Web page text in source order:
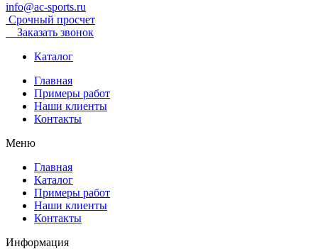
info@ac-sports.ru
Срочный просчет
Заказать звонок
Каталог
Главная
Примеры работ
Наши клиенты
Контакты
Меню
Главная
Каталог
Примеры работ
Наши клиенты
Контакты
Информация